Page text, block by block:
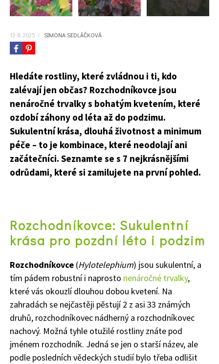
13. 8. 2025 / SIMONA SEDLÁČKOVÁ
Hledáte rostliny, které zvládnou i ti, kdo
zalévají jen občas? Rozchodníkovce jsou
nenáročné trvalky s bohatým kvetením, které
ozdobí záhony od léta až do podzimu.
Sukulentní krása, dlouhá životnost a minimum
péče – to je kombinace, které neodolají ani
začátečníci. Seznamte se s 7 nejkrásnějšími
odrůdami, které si zamilujete na první pohled.
Rozchodníkovce: Sukulentní
krása pro pozdní léto i podzim
Rozchodníkovce (Hylotelephium) jsou sukulentní, a
tím pádem robustní i naprosto nenáročné trvalky,
které vás okouzlí dlouhou dobou kvetení. Na
zahradách se nejčastěji pěstují 2 z asi 33 známých
druhů, rozchodníkovec nádherný a rozchodníkovec
nachový. Možná tyhle otužilé rostliny znáte pod
jménem rozchodník. Jedná se jen o starší název, ale
podle posledních vědeckých studií bylo třeba odlišit